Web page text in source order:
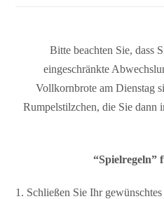
Bitte beachten Sie, dass
eingeschränkte
Vollkornbrote am Dienstag
Rumpelstilzchen, die Sie dann
“Spielregeln”
Schließen Sie Ihr